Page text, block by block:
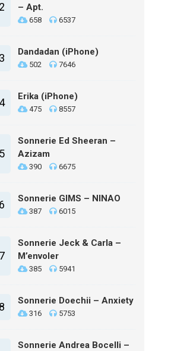
2
– Apt.
658 6537
3 Dandadan (iPhone)
502 7646
4 Erika (iPhone)
475 8557
5
Sonnerie Ed Sheeran –
Azizam
390 6675
6 Sonnerie GIMS – NINAO
387 6015
7
Sonnerie Jeck & Carla –
M’envoler
385 5941
8 Sonnerie Doechii – Anxiety
316 5753
Sonnerie Andrea Bocelli –